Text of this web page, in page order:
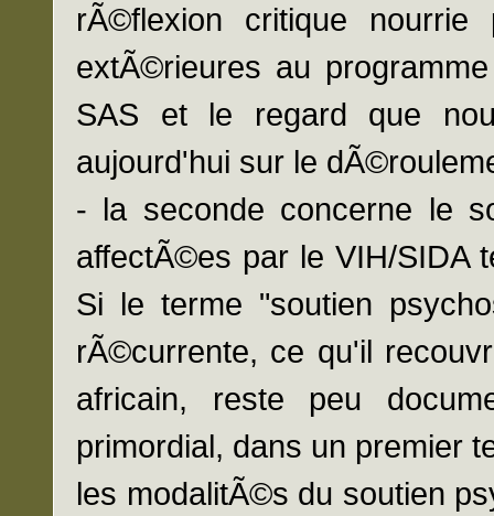
rÃ©flexion critique
extÃ©rieures au
SAS et le regard que
aujourd'hui sur le
- la seconde concerne le
affectÃ©es par le VIH/SIDA
Si le terme "soutien
rÃ©currente, ce qu'il
africain, reste peu
primordial, dans un premier
les modalitÃ©s du soutien